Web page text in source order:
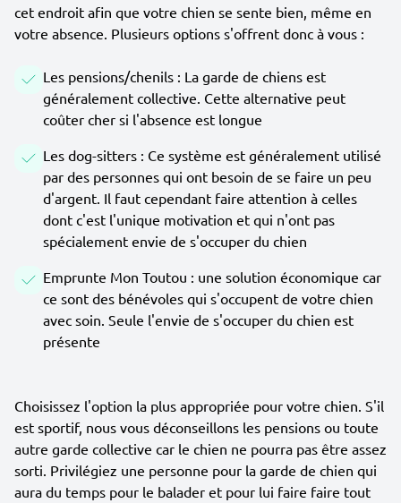
cet endroit afin que votre chien se sente bien, même en
votre absence. Plusieurs options s'offrent donc à vous :
Les pensions/chenils : La garde de chiens est
généralement collective. Cette alternative peut
coûter cher si l'absence est longue
Les dog-sitters : Ce système est généralement utilisé
par des personnes qui ont besoin de se faire un peu
d'argent. Il faut cependant faire attention à celles
dont c'est l'unique motivation et qui n'ont pas
spécialement envie de s'occuper du chien
Emprunte Mon Toutou : une solution économique car
ce sont des bénévoles qui s'occupent de votre chien
avec soin. Seule l'envie de s'occuper du chien est
présente
Choisissez l'option la plus appropriée pour votre chien. S'il
est sportif, nous vous déconseillons les pensions ou toute
autre garde collective car le chien ne pourra pas être assez
sorti. Privilégiez une personne pour la garde de chien qui
aura du temps pour le balader et pour lui faire faire tout